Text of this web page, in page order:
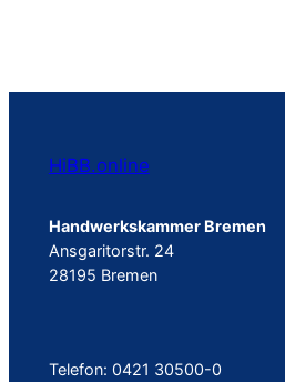
HiBB.online
Handwerkskammer Bremen
Ansgaritorstr. 24
28195 Bremen
Telefon: 0421 30500-0